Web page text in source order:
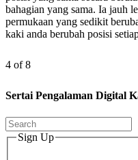
bahagian yang sama. Ia jauh
permukaan yang sedikit
kaki anda berubah posisi
4 of 8
Sertai Pengalaman Digital
Sign Up